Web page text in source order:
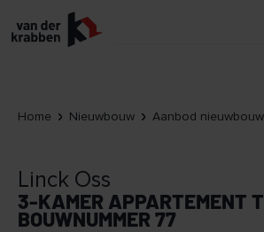
Home Nieuwbouw Aanbod
Linck Oss
3-KAMER APPARTEMENT
BOUWNUMMER 77